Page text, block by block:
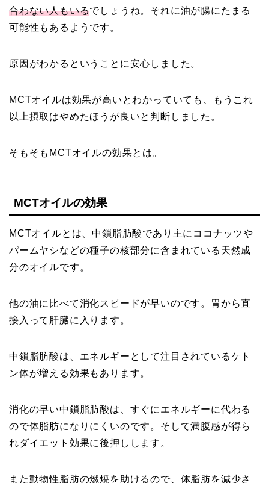
合わない人もいるでしょうね。それに油が腸にたまる
可能性もあるようです。
原因がわかるということに安心しました。
MCTオイルは効果が高いとわかっていても、もうこれ
以上摂取はやめたほうが良いと判断しました。
そもそもMCTオイルの効果とは。
MCTオイルの効果
MCTオイルとは、中鎖脂肪酸であり主にココナッツや
パームヤシなどの種子の核部分に含まれている天然成
分のオイルです。
他の油に比べて消化スピードが早いのです。胃から直
接入って肝臓に入ります。
中鎖脂肪酸は、エネルギーとして注目されているケト
ン体が増える効果もあります。
消化の早い中鎖脂肪酸は、すぐにエネルギーに代わる
ので体脂肪になりにくいのです。そして満腹感が得ら
れダイエット効果に後押しします。
また動物性脂肪の燃焼を助けるので、体脂肪を減少さ